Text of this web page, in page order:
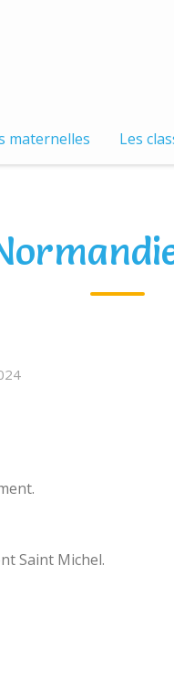
maternelles Les
Saint Michel.